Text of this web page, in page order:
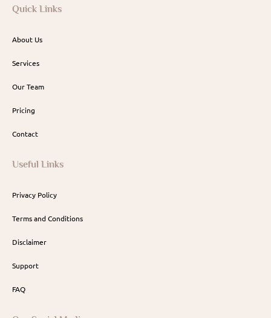
Quick Links
About Us
Services
Our Team
Pricing
Contact
Useful Links
Privacy Policy
Terms and Conditions
Disclaimer
Support
FAQ